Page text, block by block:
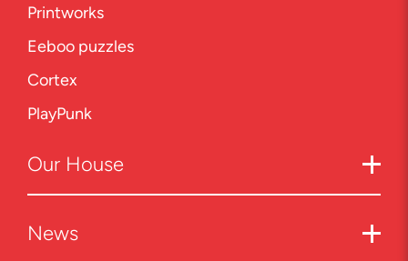
Printworks
Eeboo puzzles
Cortex
PlayPunk
Our House
News